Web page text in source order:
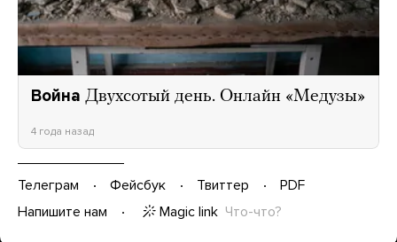
Война Двухсотый день. Онлайн «Медузы»
4 года назад
Телеграм Фейсбук Твиттер
PDF
Напишите нам
Magic link Что-что?